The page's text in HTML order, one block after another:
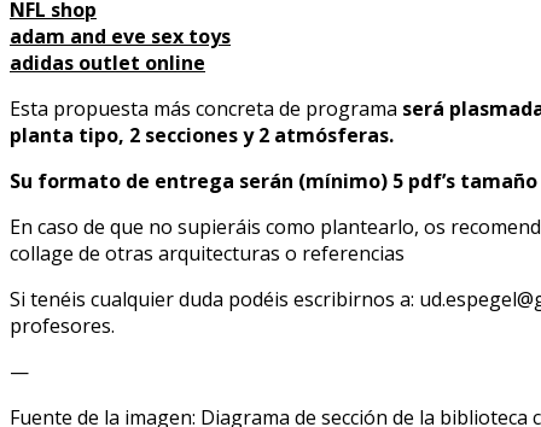
NFL shop
adam and eve sex toys
adidas outlet online
Esta propuesta más concreta de programa será
planta tipo, 2 secciones y 2 atmósferas.
Su formato de entrega serán (mínimo) 5 pdf’s tamaño
En caso de que no supieráis como plantearlo, os
collage de otras arquitecturas o referencias
Si tenéis cualquier duda podéis escribirnos a:
profesores.
—
Fuente de la imagen: Diagrama de sección de la biblioteca